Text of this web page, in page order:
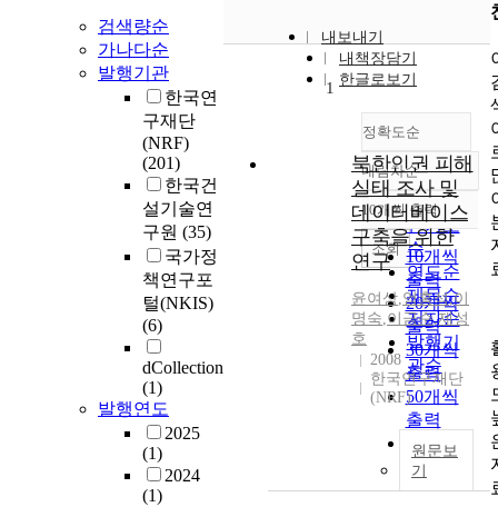
검색량순
가나다순
발행기관
한국연
구재단
(NRF)
(201)
한국건
설기술연
구원 (35)
국가정
책연구포
털(NKIS)
(6)
dCollection
(1)
발행연도
2025
(1)
2024
(1)
내보내기
내책장담기
한글로보기
정확도순
정확도
순
인기도
순
연도순
제목순
저자순
발행기
관순
내림차순
내림차순
10개씩 출력
10개씩
출력
20개씩
출력
30개씩
출력
50개씩
출력
100개씩
출력
조회
1
북한인권 피해
실태 조사 및
데이터베이스
구축을 위한
연구
윤여상,엄홍석,이
명숙,이금순,제성
호
2008
한국연구재단
(NRF)
원문보
기